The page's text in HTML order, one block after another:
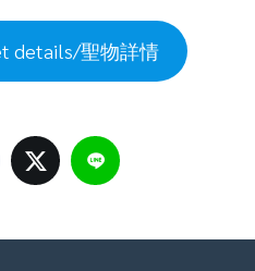
details/聖物詳情